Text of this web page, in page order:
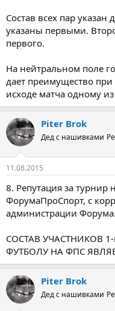
Состав всех пар указан
указаны первыми.
первого.
На нейтральном поле
дает преимущество
исходе матча одному
Piter Brok
Дед с нашивками
11.08.2015
8. Репутация за турнир
ФорумаПроСпорт, с
администрации Форума.
СОСТАВ УЧАСТНИКОВ
ФУТБОЛУ НА ФПС
Piter Brok
Дед с нашивками